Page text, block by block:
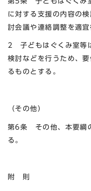
に対する支援の内容の
討会議や連絡調整を適宜
2 子どもはぐくみ室等
検討などを行うため、
るものとする。
（その他）
第6条 その他、本要綱
る。
附 則